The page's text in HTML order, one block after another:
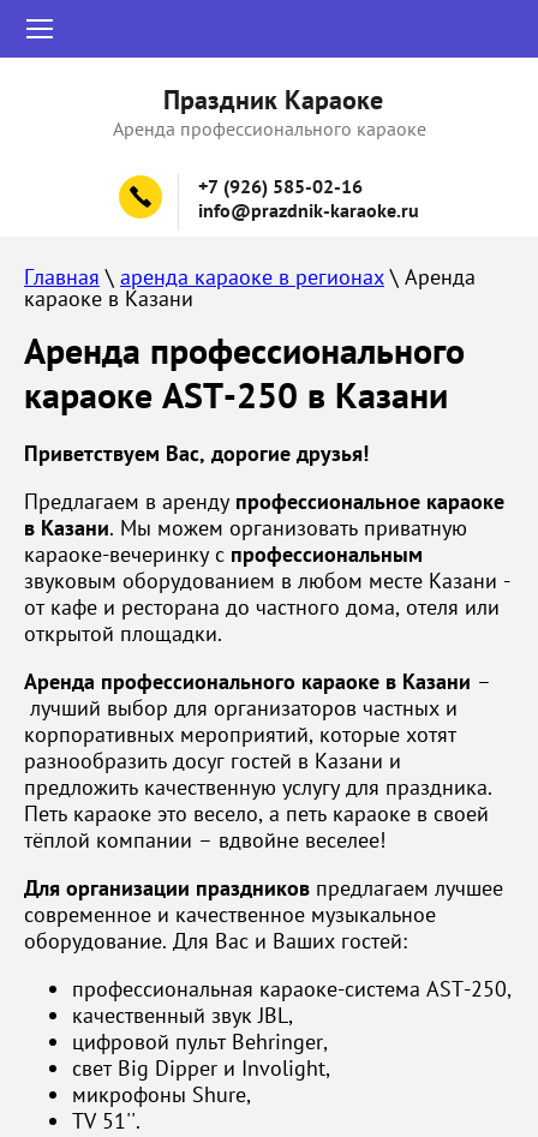
Праздник Караоке
Аренда профессионального караоке
+7 (926) 585-02-16
info@prazdnik-karaoke.ru
Главная \ аренда караоке в регионах \ Аренда
караоке в Казани
Аренда профессионального
караоке AST-250 в Казани
Приветствуем Вас, дорогие друзья!
Предлагаем в аренду профессиональное караоке
в Казани. Мы можем организовать приватную
караоке-вечеринку с профессиональным
звуковым оборудованием в любом месте Казани -
от кафе и ресторана до частного дома, отеля или
открытой площадки.
Аренда профессионального караоке в Казани –
лучший выбор для организаторов частных и
корпоративных мероприятий, которые хотят
разнообразить досуг гостей в Казани и
предложить качественную услугу для праздника.
Петь караоке это весело, а петь караоке в своей
тёплой компании – вдвойне веселее!
Для организации праздников предлагаем лучшее
современное и качественное музыкальное
оборудование. Для Вас и Ваших гостей:
профессиональная караоке-система AST-250,
качественный звук JBL,
цифровой пульт Behringer,
свет Big Dipper и Involight,
микрофоны Shure,
TV 51''.